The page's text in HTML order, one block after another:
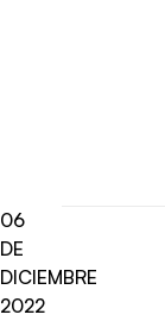
06
DE
DICIEMBRE
2022